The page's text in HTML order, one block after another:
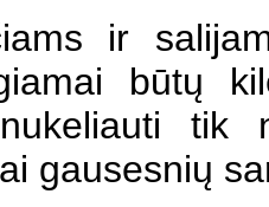
ir
būtų
tik
gausesnių